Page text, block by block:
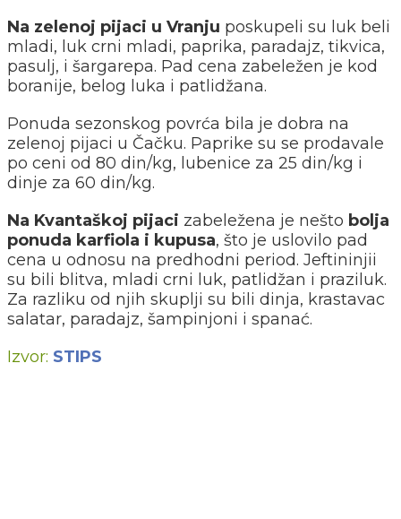
Na zelenoj pijaci u Vranju poskupeli su luk beli
mladi, luk crni mladi, paprika, paradajz, tikvica,
pasulj, i šargarepa. Pad cena zabeležen je kod
boranije, belog luka i patlidžana.
Ponuda sezonskog povrća bila je dobra na
zelenoj pijaci u Čačku. Paprike su se prodavale
po ceni od 80 din/kg, lubenice za 25 din/kg i
dinje za 60 din/kg.
Na Kvantaškoj pijaci zabeležena je nešto bolja
ponuda karfiola i kupusa, što je uslovilo pad
cena u odnosu na predhodni period. Jeftininjii
su bili blitva, mladi crni luk, patlidžan i praziluk.
Za razliku od njih skuplji su bili dinja, krastavac
salatar, paradajz, šampinjoni i spanać.
Izvor: STIPS